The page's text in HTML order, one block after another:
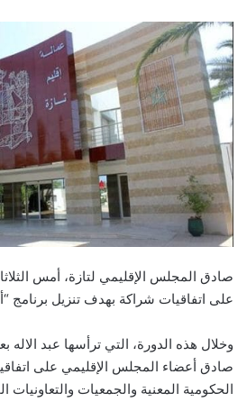
صادق المجلس الإقليمي لتازة، أمس
على اتفاقيات شراكة بهدف تنزيل برنامج
وخلال هذه الدورة، التي ترأسها عبد
صادق أعضاء المجلس الإقليمي على
الحكومية المعنية والجمعيات والتعاونيات